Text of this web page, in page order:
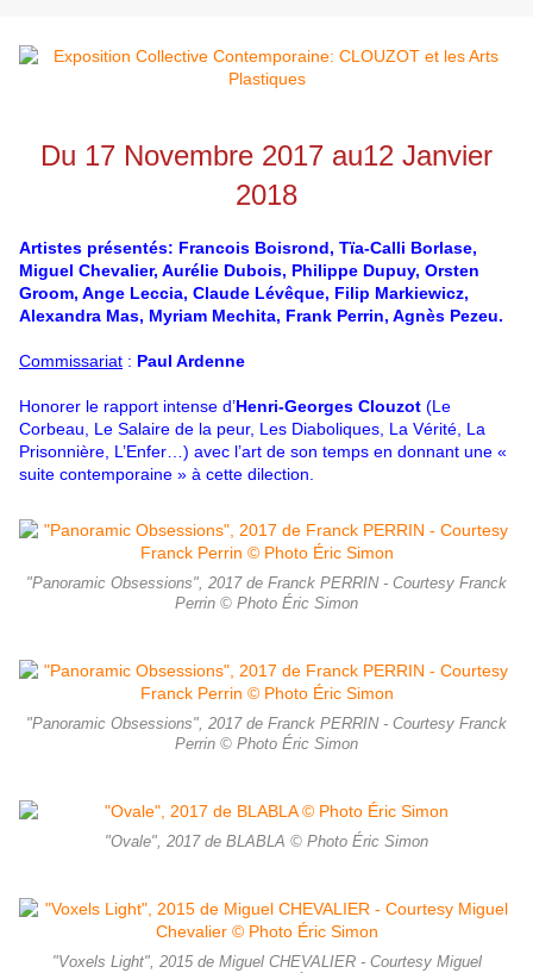
Du 17 Novembre 2017 au12 Janvier
2018
Artistes présentés: Francois Boisrond, Tïa-Calli Borlase,
Miguel Chevalier, Aurélie Dubois, Philippe Dupuy, Orsten
Groom, Ange Leccia, Claude Lévêque, Filip Markiewicz,
Alexandra Mas, Myriam Mechita, Frank Perrin, Agnès Pezeu.
Commissariat : Paul Ardenne
Honorer le rapport intense d’Henri-Georges Clouzot (Le
Corbeau, Le Salaire de la peur, Les Diaboliques, La Vérité, La
Prisonnière, L’Enfer…) avec l’art de son temps en donnant une «
suite contemporaine » à cette dilection.
"Panoramic Obsessions", 2017 de Franck PERRIN - Courtesy Franck
Perrin © Photo Éric Simon
"Panoramic Obsessions", 2017 de Franck PERRIN - Courtesy Franck
Perrin © Photo Éric Simon
"Ovale", 2017 de BLABLA © Photo Éric Simon
"Voxels Light", 2015 de Miguel CHEVALIER - Courtesy Miguel